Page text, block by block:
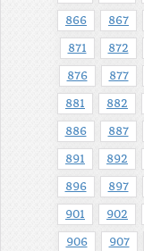
866 867
871 872
876 877
881 882
886 887
891 892
896 897
901 902
906 907